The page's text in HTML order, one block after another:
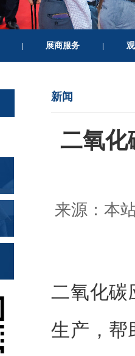
| 展商服务 |
新闻
二氧化
来源：本
二氧化碳
生产，帮